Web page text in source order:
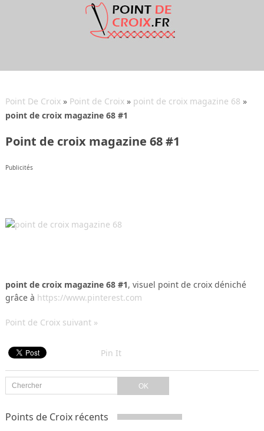
Point De Croix» Point de Croix» point de croix magazine 68 »
point de croix magazine 68 #1
Point de croix magazine 68 #1
Publicités
point de croix magazine 68 #1, visuel point de croix déniché
grâce à https://www.pinterest.com
Point de Croix suivant »
Pin It
Points de Croix récents